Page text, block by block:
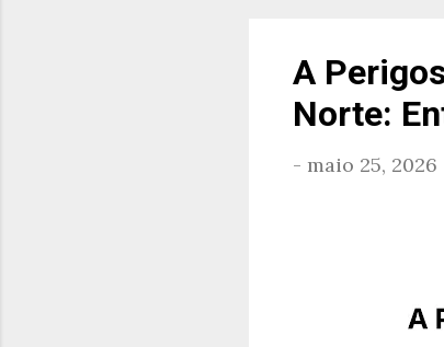
A
Norte:
- maio 25, 2026